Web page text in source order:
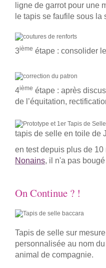
ligne de garrot pour une
le tapis se faufile sous la
3ième étape : consolider
4ième étape : après
de l’équitation,
tapis de selle en toile de
en test depuis plus de 10
Nonains, il n'a pas
On Continue ? !
Tapis de selle sur
personnalisée au nom
animal de compagnie.